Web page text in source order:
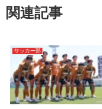
関連記事
サッカー部